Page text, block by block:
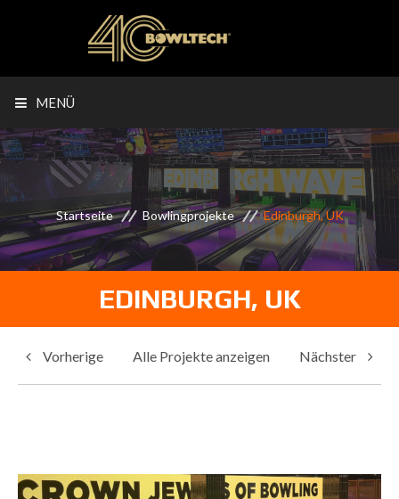
MENÜ
Startseite Bowlingprojekte Edinburgh, UK
EDINBURGH, UK
Vorherige Alle Projekte anzeigen Nächster